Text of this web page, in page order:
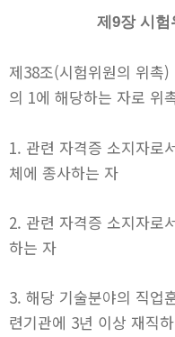
제9장 시
제38조(시험위원의 위촉
의 1에 해당하는 자로 위
1. 관련 자격증 소지자로
체에 종사하는 자
2. 관련 자격증 소지자로
하는 자
3. 해당 기술분야의 직업
련기관에 3년 이상 재직